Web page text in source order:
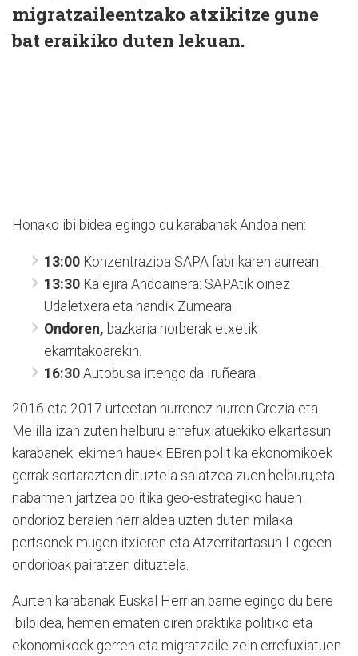
migratzaileentzako atxikitze gune
bat eraikiko duten lekuan.
Honako ibilbidea egingo du karabanak Andoainen:
13:00 Konzentrazioa SAPA fabrikaren aurrean.
13:30 Kalejira Andoainera: SAPAtik oinez
Udaletxera eta handik Zumeara.
Ondoren, bazkaria norberak etxetik
ekarritakoarekin.
16:30 Autobusa irtengo da Iruñeara.
2016 eta 2017 urteetan hurrenez hurren Grezia eta
Melilla izan zuten helburu errefuxiatuekiko elkartasun
karabanek: ekimen hauek EBren politika ekonomikoek
gerrak sortarazten dituztela salatzea zuen helburu,eta
nabarmen jartzea politika geo-estrategiko hauen
ondorioz beraien herrialdea uzten duten milaka
pertsonek mugen itxieren eta Atzerritartasun Legeen
ondorioak pairatzen dituztela.
Aurten karabanak Euskal Herrian barne egingo du bere
ibilbidea, hemen ematen diren praktika politiko eta
ekonomikoek gerren eta migratzaile zein errefuxiatuen